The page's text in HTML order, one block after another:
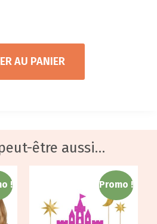
AU PANIER
être aussi…
! Promo !